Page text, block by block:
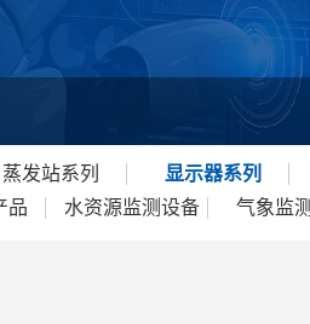
蒸发站系列 显示器系列
品 水资源监测设备 气象监